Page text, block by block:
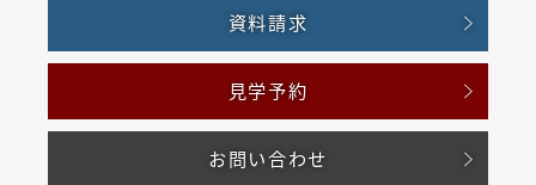
資料請求
見学予約
お問い合わせ